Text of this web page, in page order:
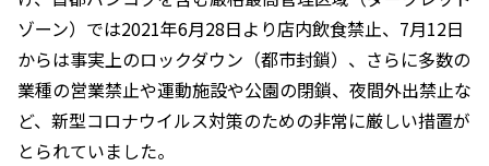
ゾーン）では2021年6月28日より店内飲食禁止、7月12日
からは事実上のロックダウン（都市封鎖）、さらに多数の
業種の営業禁止や運動施設や公園の閉鎖、夜間外出禁止な
ど、新型コロナウイルス対策のための非常に厳しい措置が
とられていました。